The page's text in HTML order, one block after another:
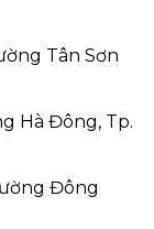
Tân Sơn
Hà Đông, Tp.
Đông